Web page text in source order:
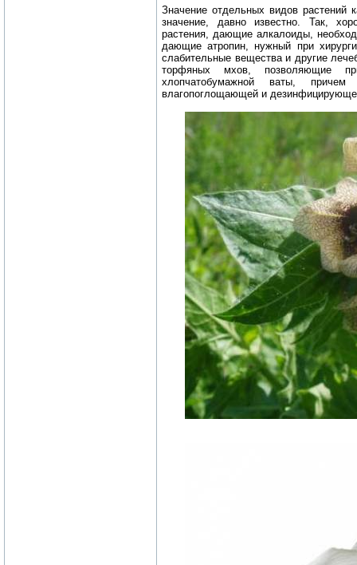
Значение отдельных видов растений
значение, давно известно. Так,
растения, дающие алкалоиды,
дающие атропин, нужный при
слабительные вещества и другие
торфяных мхов, позволяющие
хлопчатобумажной ваты,
влагопоглощающей и